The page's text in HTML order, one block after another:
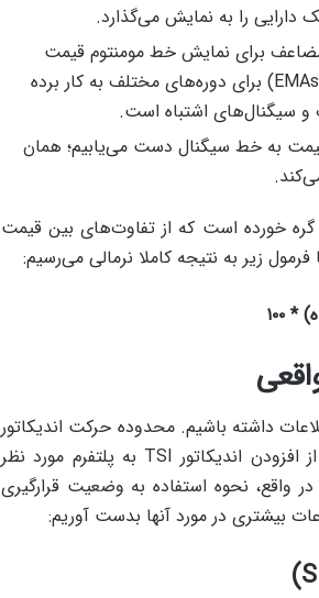
را به نمایش می‌گذارد.
مضاعف برای نمایش خط مومنتوم قیمت
(EMAs) برای دوره‌های مختلف به کار برده
سیگنال‌های اشتباه است.
به خط سیگنال دست می‌یابیم؛ همان
خورده است که از تفاوت‌های بین قیمت
زیر به نتیجه کاملا نرمالی می‌رسیم:
داشته باشیم. محدوده حرکت اندیکاتور
شاخص قدرت واقعی بین ۱۰۰+ و ۱۰۰- در نظر گرفته می‌شود. بعد از افزودن اندیکاتور TSI به پلتفرم مورد نظر
واقع، نحوه استفاده به وضعیت قرارگیری
بیشتری در مورد آنها بدست آوریم:
)